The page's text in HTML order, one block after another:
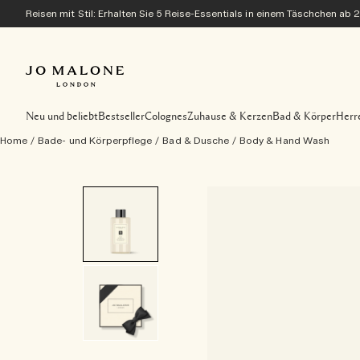
Reisen mit Stil: Erhalten Sie 5 Reise-Essentials in einem Täschchen ab
Neu und beliebtBestsellerColognesZuhause & KerzenBad & Körper
Home / Bade- und Körperpflege / Bad & Dusche / Body & Hand Wash